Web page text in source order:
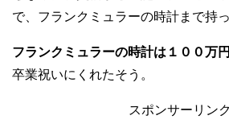
で、フランクミュラーの時計まで持
フランクミュラーの時計は１００万円
卒業祝いにくれたそう。
スポンサーリンク